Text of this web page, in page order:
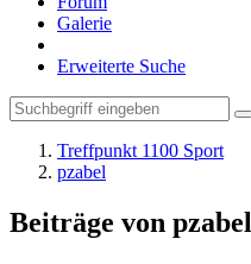
Galerie
Erweiterte Suche
Treffpunkt 1100 Sport
pzabel
Beiträge von pzabel